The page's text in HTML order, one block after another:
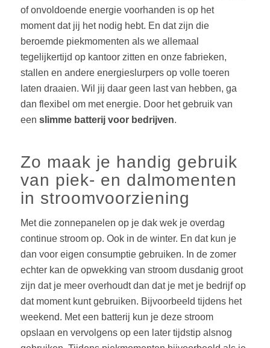
of onvoldoende energie voorhanden is op het
moment dat jij het nodig hebt. En dat zijn die
beroemde piekmomenten als we allemaal
tegelijkertijd op kantoor zitten en onze fabrieken,
stallen en andere energieslurpers op volle toeren
laten draaien. Wil jij daar geen last van hebben, ga
dan flexibel om met energie. Door het gebruik van
een slimme batterij voor bedrijven.
Zo maak je handig gebruik
van piek- en dalmomenten
in stroomvoorziening
Met die zonnepanelen op je dak wek je overdag
continue stroom op. Ook in de winter. En dat kun je
dan voor eigen consumptie gebruiken. In de zomer
echter kan de opwekking van stroom dusdanig groot
zijn dat je meer overhoudt dan dat je met je bedrijf op
dat moment kunt gebruiken. Bijvoorbeeld tijdens het
weekend. Met een batterij kun je deze stroom
opslaan en vervolgens op een later tijdstip alsnog